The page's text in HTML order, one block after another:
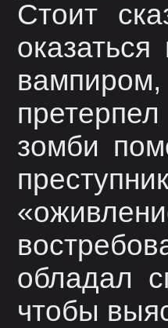
Стоит
зомби
обладал
чтобы